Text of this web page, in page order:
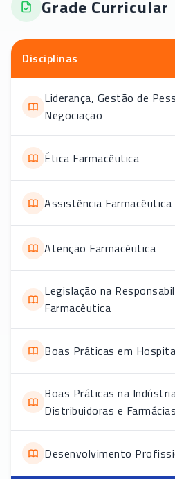
Grade Curricular
Disciplinas
Liderança, Gestão de
Negociação
Ética Farmacêutica
Assistência Farmacêutica
Atenção Farmacêutica
Legislação na
Farmacêutica
Boas Práticas em
Boas Práticas na
Distribuidoras e Farmácias
Desenvolvimento